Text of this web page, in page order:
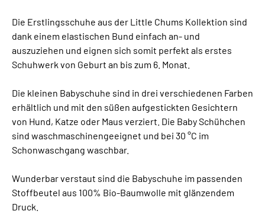
Die Erstlingsschuhe aus der Little Chums Kollektion sind
dank einem elastischen Bund einfach an- und
auszuziehen und eignen sich somit perfekt als erstes
Schuhwerk von Geburt an bis zum 6. Monat.
Die kleinen Babyschuhe sind in drei verschiedenen Farben
erhältlich und mit den süßen aufgestickten Gesichtern
von Hund, Katze oder Maus verziert. Die Baby Schühchen
sind waschmaschinengeeignet und bei 30 °C im
Schonwaschgang waschbar.
Wunderbar verstaut sind die Babyschuhe im passenden
Stoffbeutel aus 100% Bio-Baumwolle mit glänzendem
Druck.